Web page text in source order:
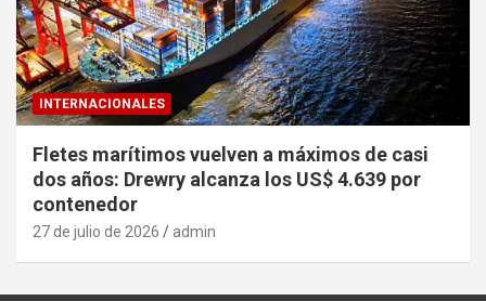
INTERNACIONALES
Fletes marítimos vuelven a máximos de casi
dos años: Drewry alcanza los US$ 4.639 por
contenedor
27 de julio de 2026 admin